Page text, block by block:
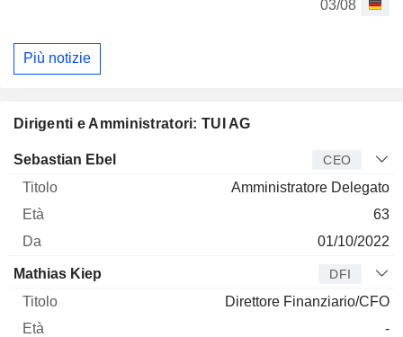
03/08
Più notizie
Dirigenti e Amministratori: TUI AG
Manager Titolo
Sebastian Ebel CEO
Amministratore Delegato
63
01/10/2022
Mathias Kiep DFI
Direttore Finanziario/CFO
-